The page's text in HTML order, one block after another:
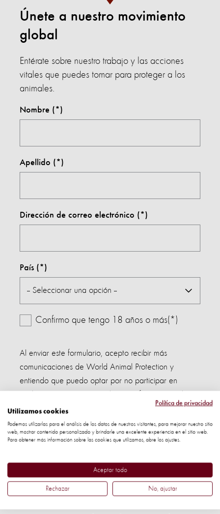
Únete a nuestro movimiento
global
Entérate sobre nuestro trabajo y las acciones
vitales que puedes tomar para proteger a los
animales.
Nombre
Apellido
Dirección de correo electrónico
País
Confirmo que tengo 18 años o más(*)
Al enviar este formulario, acepto recibir más
comunicaciones de World Animal Protection y
entiendo que puedo optar por no participar en
cómo usamos tus datos y cómo los mantenemos
seguros, lee nuestra política de privacidad.
Enviar
Política de privacidad
Utilizamos cookies
Podemos utilizarlas para el análisis de los datos de nuestros visitantes, para mejorar nuestro sitio
web, mostrar contenido personalizado y brindarle una excelente experiencia en el sitio web.
Para obtener más información sobre las cookies que utilizamos, abre los ajustes.
Aceptar todo
Rechazar No, ajustar